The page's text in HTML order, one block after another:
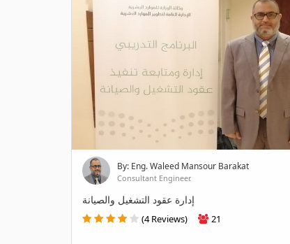
By: Eng. Waleed Mansour Barakat
Consultant Engineer.
إدارة عقود التشغيل والصيانة
(4 Reviews) 21